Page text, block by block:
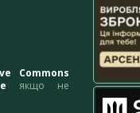
Commons
якщо не